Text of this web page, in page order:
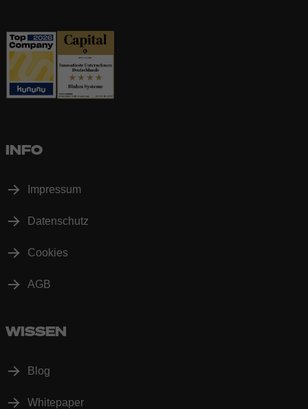
INFO
Impressum
Datenschutz
Cookies
AGB
WISSEN
Blog
Whitepaper